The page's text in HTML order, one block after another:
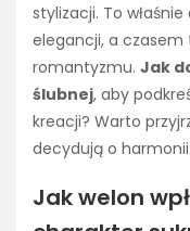
stylizacji. To
elegancji, a
romantyzmu. Jak
ślubnej, aby
kreacji? Warto
decydują o
Jak welon